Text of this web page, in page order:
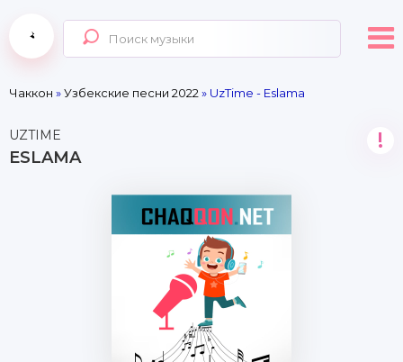
Чаккон »Узбекские песни 2022 » UzTime - Eslama
UZTIME
ESLAMA
!